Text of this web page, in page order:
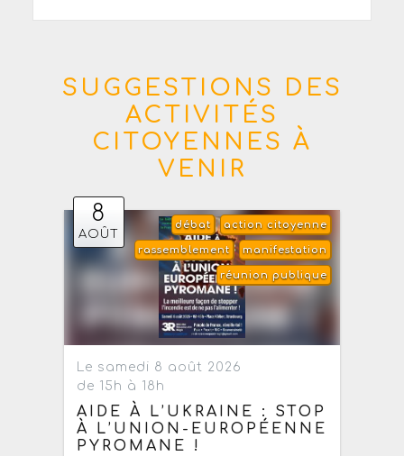
SUGGESTIONS DES
ACTIVITÉS
CITOYENNES À
VENIR
8
AOÛT
action citoyenne
débat
manifestation
rassemblement
réunion publique
Le samedi 8 août 2026
de 15h à 18h
AIDE À L’UKRAINE : STOP
À L’UNION-EUROPÉENNE
PYROMANE !